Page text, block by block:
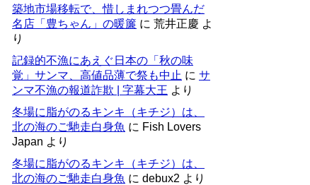
築地市場移転で、惜しまれつつ畳んだ
名店「豊ちゃん」の暖簾 に 荒井正慶 よ
り
記録的不漁にあえぐ日本の「秋の味
覚」サンマ、高値品薄で祭も中止 に サ
ンマ不漁の報道詐欺 | 字幕大王 より
冬場に脂がのるキンキ（キチジ）は、
北の海のご馳走白身魚 に Fish Lovers
Japan より
冬場に脂がのるキンキ（キチジ）は、
北の海のご馳走白身魚 に debux2 より